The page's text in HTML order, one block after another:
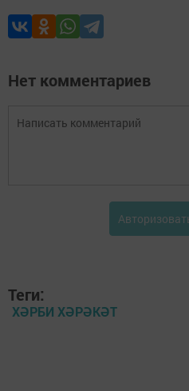
Нет комментариев
Теги:
ХӘРБИ ХӘРӘКӘТ